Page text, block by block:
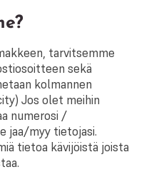
tarvitsemme
sekä
kolmannen
Jos olet meihin
numerosi /
jaa/myy tietojasi.
tietoa kävijöistä joista